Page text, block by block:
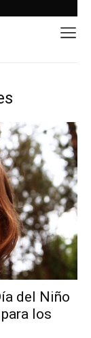
del Niño
los